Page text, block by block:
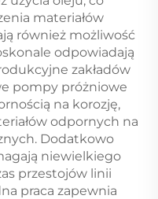
materiałów
również możliwość
odpowiadają
zakładów
pompy próżniowe
na korozję,
odpornych na
Dodatkowo
niewielkiego
przestojów linii
praca zapewnia